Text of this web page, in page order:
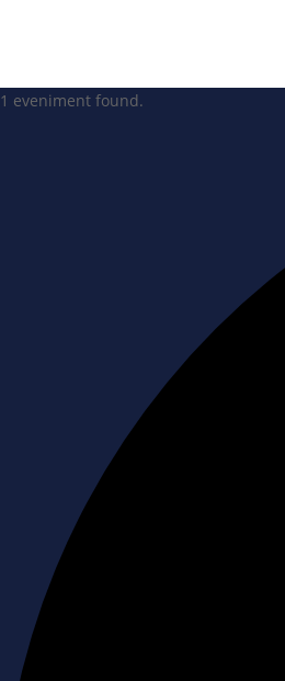
1 eveniment found.